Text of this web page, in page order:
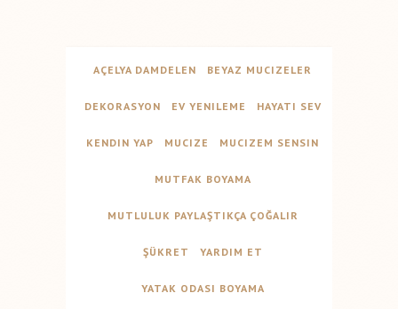
AÇELYA DAMDELEN BEYAZ MUCIZELER
DEKORASYON EV YENILEME HAYATI SEV
KENDIN YAP MUCIZE MUCIZEM SENSIN
MUTFAK BOYAMA
MUTLULUK PAYLAŞTIKÇA ÇOĞALIR
ŞÜKRET YARDIM ET
YATAK ODASI BOYAMA